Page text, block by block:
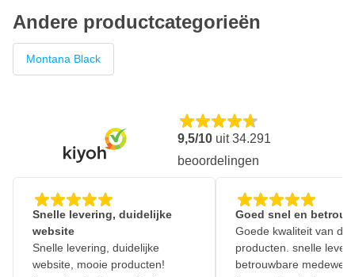
Andere productcategorieën
Montana Black
9,5/10 uit34.291
beoordelingen
Snelle levering, duidelijke
website
Snelle levering, duidelijke
website, mooie producten!
Goed snel en
Goede kwaliteit van de
producten. snelle
betrouwbare